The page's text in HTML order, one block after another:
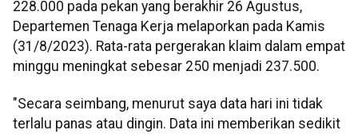
228.000 pada pekan yang berakhir 26 Agustus,
Departemen Tenaga Kerja melaporkan pada Kamis
(31/8/2023). Rata-rata pergerakan klaim dalam empat
minggu meningkat sebesar 250 menjadi 237.500.
"Secara seimbang, menurut saya data hari ini tidak
terlalu panas atau dingin. Data ini memberikan sedikit